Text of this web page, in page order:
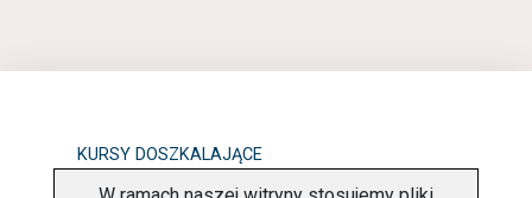
KURSY DOSZKALAJĄCE